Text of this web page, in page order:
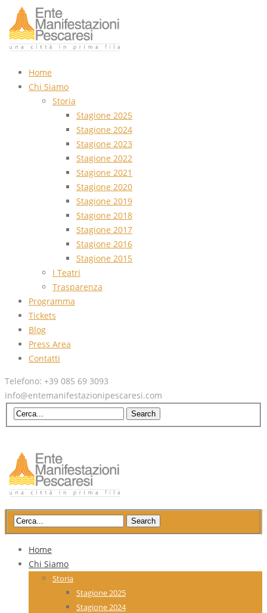
Home
Chi Siamo
Storia
Stagione 2025
Stagione 2024
Stagione 2023
Stagione 2022
Stagione 2021
Stagione 2020
Stagione 2019
Stagione 2018
Stagione 2017
Stagione 2016
Stagione 2015
I Teatri
Trasparenza
Programma
Tickets
Blog
Press Area
Contatti
Telefono: +39 085 69 3093
info@entemanifestazionipescaresi.com
Home
Chi Siamo
Storia
Stagione 2025
Stagione 2024